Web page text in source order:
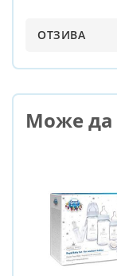
ОТЗИВА
Може да